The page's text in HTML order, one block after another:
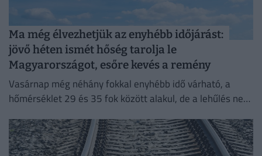
Ma még élvezhetjük az enyhébb időjárást:
jövő héten ismét hőség tarolja le
Magyarországot, esőre kevés a remény
Vasárnap még néhány fokkal enyhébb idő várható, a
hőmérséklet 29 és 35 fok között alakul, de a lehűlés nem